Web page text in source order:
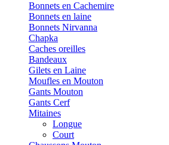
Bonnets en Cachemire
Bonnets en laine
Bonnets Nirvanna
Chapka
Caches oreilles
Bandeaux
Gilets en Laine
Moufles en Mouton
Gants Mouton
Gants Cerf
Mitaines
Longue
Court